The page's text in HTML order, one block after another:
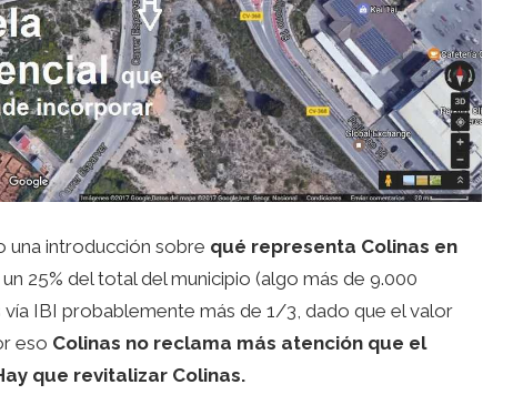
una introducción sobre qué representa Colinas en
25% del total del municipio (algo más de 9.000
IBI probablemente más de 1/3, dado que el valor
eso Colinas no reclama más atención que el
que revitalizar Colinas.